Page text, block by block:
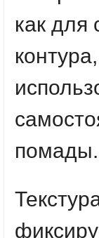
как для
помады.